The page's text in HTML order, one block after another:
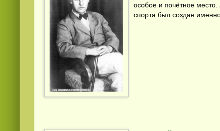
особое и почётное
спорта был создан